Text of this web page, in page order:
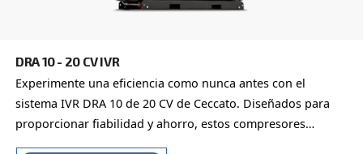
Ciudad*
Código postal*